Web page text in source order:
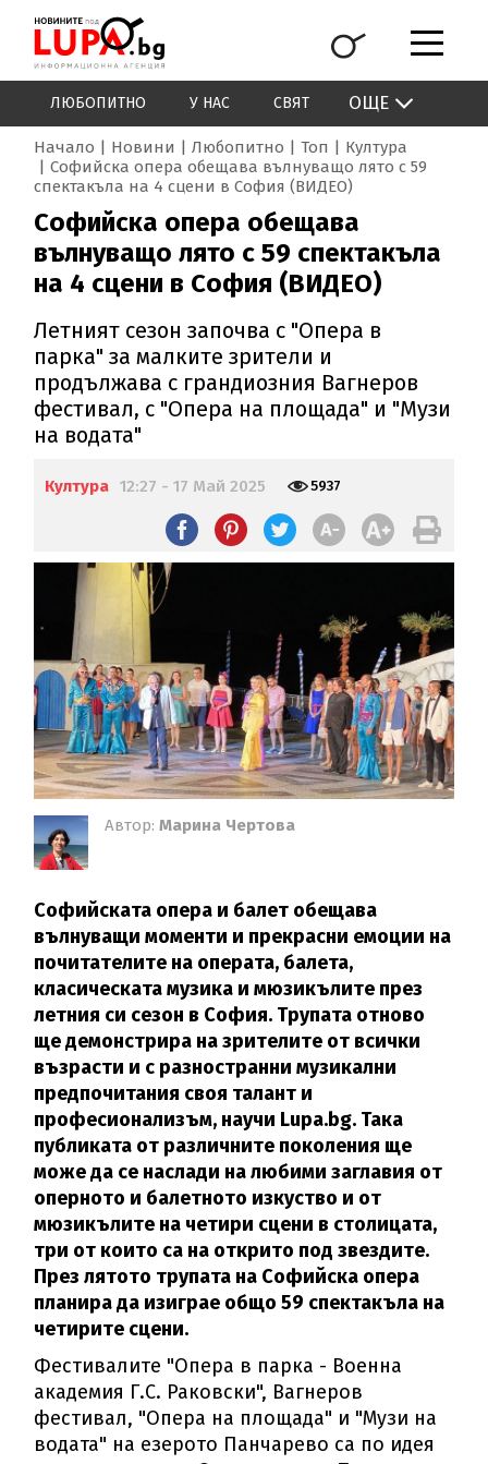
ЛЮБОПИТНО У НАС СВЯТ ОЩЕ
Начало Новини Любопитно Топ
Култура
Софийска опера обещава вълнуващо лято с 59
спектакъла на 4 сцени в София (ВИДЕО)
Софийска опера обещава
вълнуващо лято с 59 спектакъла
на 4 сцени в София (ВИДЕО)
Летният сезон започва с "Опера в
парка" за малките зрители и
продължава с грандиозния Вагнеров
фестивал, с "Опера на площада" и "Музи
на водата"
Култура 12:27 - 17 Май 2025 5937
Автор:Марина Чертова
Софийската опера и балет обещава
вълнуващи моменти и прекрасни емоции на
почитателите на операта, балета,
класическата музика и мюзикълите през
летния си сезон в София. Трупата отново
ще демонстрира на зрителите от всички
възрасти и с разностранни музикални
предпочитания своя талант и
професионализъм, научи Lupa.bg. Така
публиката от различните поколения ще
може да се наслади на любими заглавия от
оперното и балетното изкуство и от
мюзикълите на четири сцени в столицата,
три от които са на открито под звездите.
През лятото трупата на Софийска опера
планира да изиграе общо 59 спектакъла на
четирите сцени.
Фестивалите "Опера в парка - Военна
академия Г.С. Раковски", Вагнеров
фестивал, "Опера на площада" и "Музи на
водата" на езерото Панчарево са по идея